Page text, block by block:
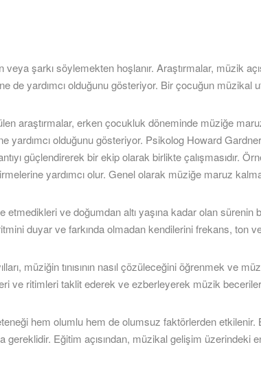
şarkı söylemekten hoşlanır. Araştırmalar, müzik
de yardımcı olduğunu gösteriyor. Bir çocuğun
araştırmalar, erken çocukluk döneminde müziğe
yardımcı olduğunu gösteriyor. Psikolog Howard
güçlendirerek bir ekip olarak birlikte
yardımcı olur. Genel olarak müziğe maruz
etmedikleri ve doğumdan altı yaşına kadar olan
duyar ve farkında olmadan kendilerini frekans, ton
müziğin tınısının nasıl çözüleceğini öğrenmek
ve ritimleri taklit ederek ve ezberleyerek müzik
hem olumlu hem de olumsuz faktörlerden
Eğitim açısından, müzikal gelişim